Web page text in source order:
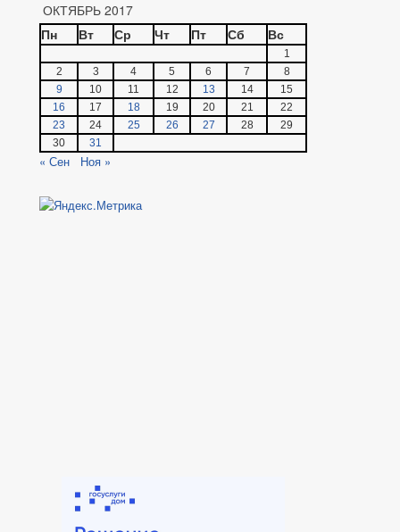
ОКТЯБРЬ 2017
Пн
Вт Ср Чт Пт Сб Вс
1
2
3 4 5 6 7
8
9
10 11 12 13 14
15
16
17 18 19 20 21
22
23
24 25 26 27 28
29
30
31
« Сен Ноя »